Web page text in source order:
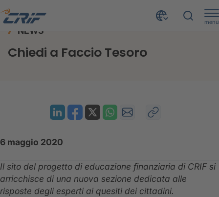
menu
Home News ed Eventi
NEWS
Chiedi a Faccio Tesoro
6 maggio 2020
Il sito del progetto di educazione finanziaria di CRIF si
arricchisce di una nuova sezione dedicata alle
risposte degli esperti ai quesiti dei cittadini.